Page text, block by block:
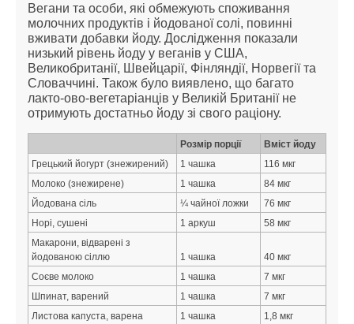
Вегани та особи, які обмежують споживання
молочних продуктів і йодованої солі, повинні
вживати добавки йоду. Дослідження показали
низький рівень йоду у веганів у США,
Великобританії, Швейцарії, Фінляндії, Норвегії та
Словаччині. Також було виявлено, що багато
лакто-ово-вегетаріанців у Великій Британії не
отримують достатньо йоду зі свого раціону.
Розмір порції
Вміст йоду
Грецький йогурт (знежирений)
1 чашка
116 мкг
Молоко (знежирене)
1 чашка
84 мкг
Йодована сіль
¼ чайної ложки
76 мкг
Норі, сушені
1 аркуш
58 мкг
Макарони, відварені з
йодованою сіллю
1 чашка
40 мкг
Соєве молоко
1 чашка
7 мкг
Шпинат, варений
1 чашка
7 мкг
Листова капуста, варена
1 чашка 1,8 мкг